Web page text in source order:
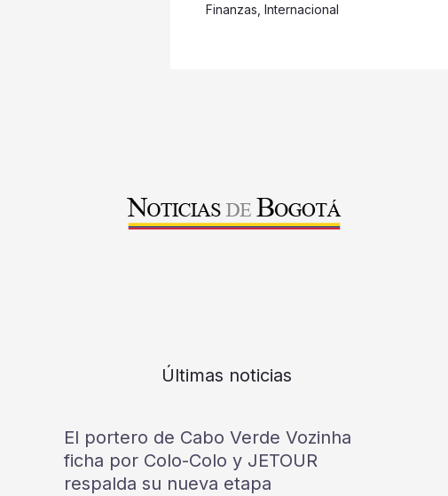
Finanzas Internacional
Últimas noticias
El portero de Cabo Verde Vozinha
ficha por Colo-Colo y JETOUR
respalda su nueva etapa